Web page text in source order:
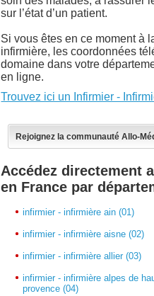
sur l’état d’un patient.
Si vous êtes en ce moment à
infirmière, les coordonnées
domaine dans votre
en ligne.
Trouvez ici un Infirmier -
Rejoignez la communauté Allo-
Accédez directement
en France par
infirmier - infirmière ain (01)
infirmier - infirmière aisne (02)
infirmier - infirmière allier (03)
infirmier - infirmière alpes de
provence (04)